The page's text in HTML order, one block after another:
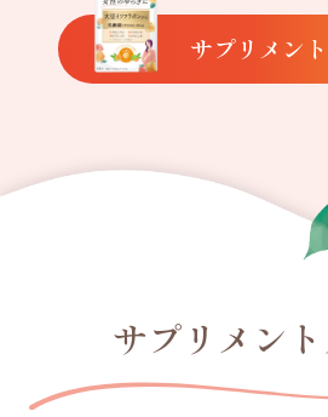
サプリメン
サプリメン